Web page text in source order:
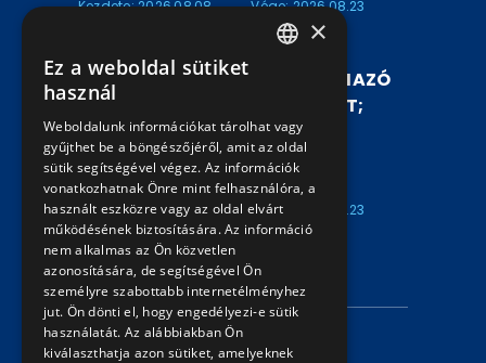
Kezdete: 2026.08.08
Vége: 2026.08.23
20:30
KOCSISZÍN UDVARRÓL SZÁRMAZÓ
BÚRA NÉLKÜLI ALU LÁMPATEST;
MÉRET: 70*30*20 CM /
ARV2026921710
ARV2026921710
Kezdete: 2026.08.08
16:00
Vége: 2026.08.23
20:25
INFORMÁCIÓK
Adatvédelmi nyilatkozat
×
Ez a weboldal sütiket
használ
Weboldalunk információkat tárolhat vagy
gyűjthet be a böngészőjéről, amit az oldal
sütik segítségével végez. Az információk
vonatkozhatnak Önre mint felhasználóra, a
használt eszközre vagy az oldal elvárt
működésének biztosítására. Az információ
nem alkalmas az Ön közvetlen
azonosítására, de segítségével Ön
személyre szabottabb internetélményhez
jut. Ön dönti el, hogy engedélyezi-e sütik
használatát. Az alábbiakban Ön
kiválaszthatja azon sütiket, amelyeknek